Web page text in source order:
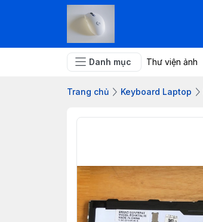
Danh mục Thư viện ảnh
Trang chủ Keyboard Laptop